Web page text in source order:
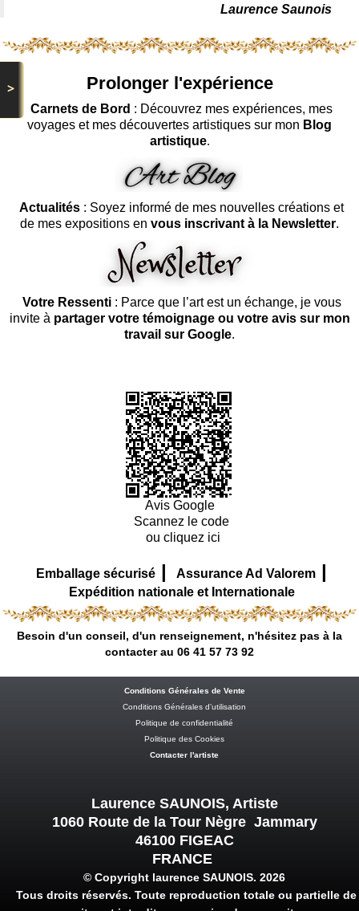
>
Laurence Saunois
Prolonger l'expérience
Carnets de Bord : Découvrez mes expériences, mes
voyages et mes découvertes artistiques sur mon Blog
artistique.
Actualités : Soyez informé de mes nouvelles créations et
de mes expositions en vous inscrivant à la Newsletter.
Votre Ressenti: Parce que l’art est un échange, je vous
invite à partager votre témoignage ou votre avis sur mon
travail sur Google.
Avis Google
Scannez le code
ou cliquez ici
Emballage sécurisé | Assurance Ad Valorem |
Expédition nationale et Internationale
Besoin d'un conseil, d'un renseignement, n'hésitez pas à la
contacter au 06 41 57 73 92
Conditions Générales de Vente
Conditions Générales d’utilisation
Politique de confidentialité
Politique des Cookies
Contacter l'artiste
Laurence SAUNOIS, Artiste
1060 Route de la Tour Nègre Jammary
46100 FIGEAC
FRANCE
© Copyright laurence SAUNOIS. 2026
Tous droits réservés. Toute reproduction totale ou partielle de